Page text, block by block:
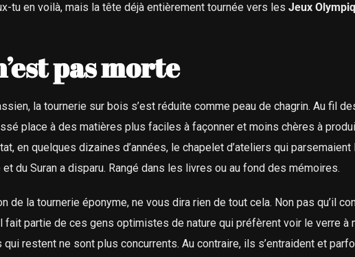
tu en voilà, mais la tête déjà entièrement tournée vers les Jeux
pas morte
la tournerie sur bois s’est réduite comme peau de chagrin. Au fil
place à des matières plus faciles à façonner et moins chères à
en quelques dizaines d’années, le chapelet d’ateliers qui
du Suran a disparu. Rangé dans les livres ou au fond des mémoires.
de la tournerie éponyme, ne vous dira rien de tout cela. Non pas qu’il
partie de ces gens optimistes de nature qui préfèrent voir le verre à
qui restent ne sont plus concurrents. Au contraire, ils s’entraident et